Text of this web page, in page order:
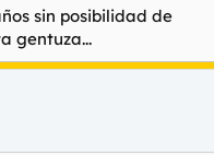
sin posibilidad de
gentuza...